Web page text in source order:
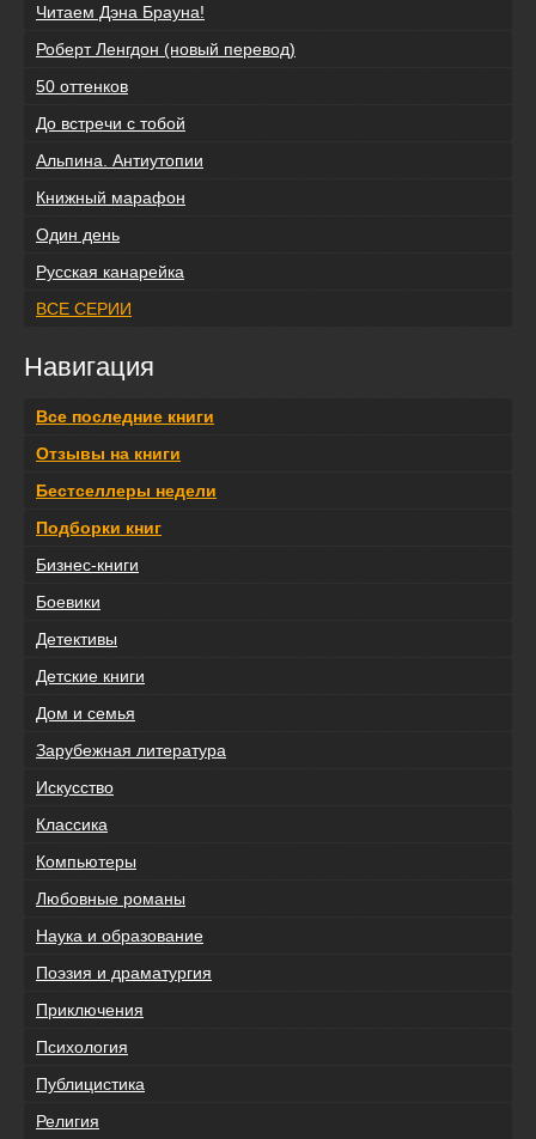
Читаем Дэна Брауна!
Роберт Ленгдон (новый перевод)
50 оттенков
До встречи с тобой
Альпина. Антиутопии
Книжный марафон
Один день
Русская канарейка
ВСЕ СЕРИИ
Навигация
Все последние книги
Отзывы на книги
Бестселлеры недели
Подборки книг
Бизнес-книги
Боевики
Детективы
Детские книги
Дом и семья
Зарубежная литература
Искусство
Классика
Компьютеры
Любовные романы
Наука и образование
Поэзия и драматургия
Приключения
Психология
Публицистика
Религия